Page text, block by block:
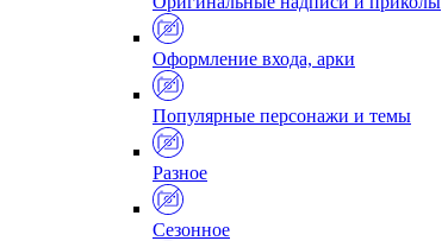
Оформление входа, арки
Популярные персонажи и темы
Разное
Сезонное